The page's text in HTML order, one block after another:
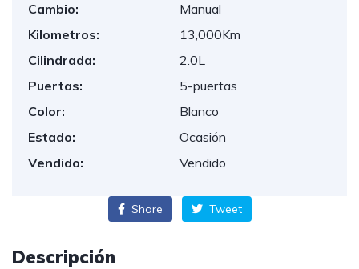
Cambio:
Manual
Kilometros:
13,000Km
Cilindrada:
2.0L
Puertas:
5-puertas
Color:
Blanco
Estado:
Ocasión
Vendido:
Vendido
Share Tweet
Descripción